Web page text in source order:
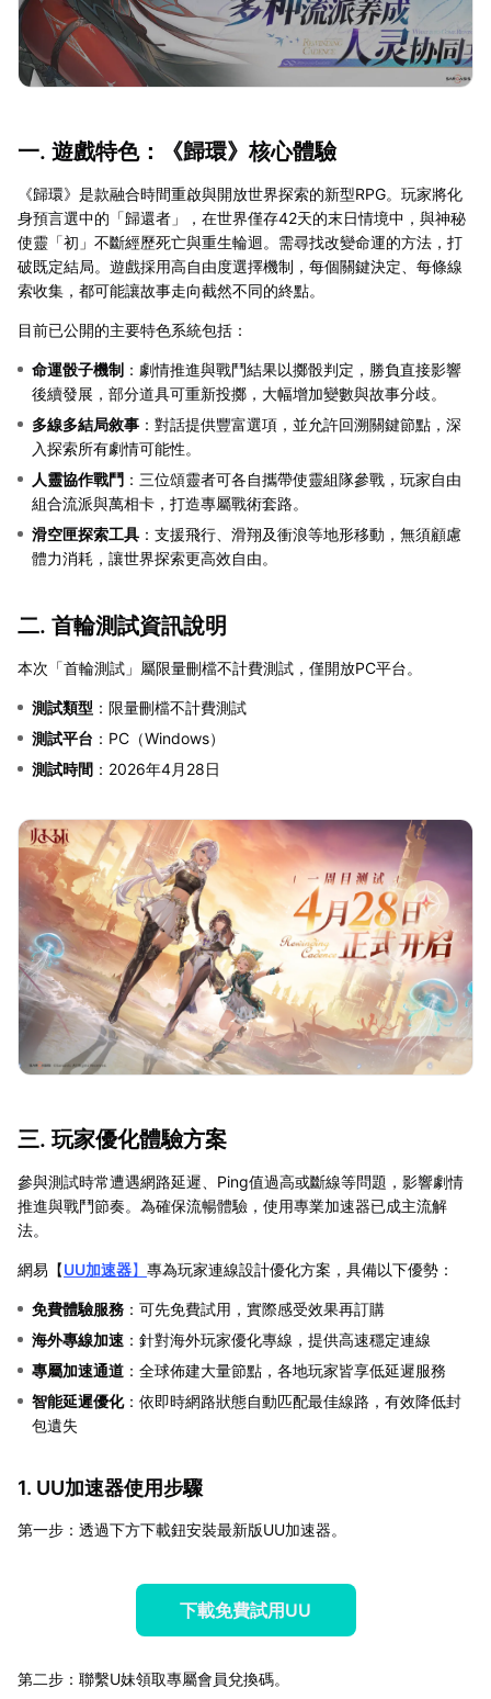
一. 遊戲特色：《歸環》核心體驗
《歸環》是款融合時間重啟與開放世界探索的新型RPG。玩家將化
身預言選中的「歸還者」，在世界僅存42天的末日情境中，與神秘
使靈「初」不斷經歷死亡與重生輪迴。需尋找改變命運的方法，打
破既定結局。遊戲採用高自由度選擇機制，每個關鍵決定、每條線
索收集，都可能讓故事走向截然不同的終點。
目前已公開的主要特色系統包括：
命運骰子機制 ：劇情推進與戰鬥結果以擲骰判定，勝負直接影響
後續發展，部分道具可重新投擲，大幅增加變數與故事分歧。
多線多結局敘事 ：對話提供豐富選項，並允許回溯關鍵節點，深
入探索所有劇情可能性。
人靈協作戰鬥 ：三位頌靈者可各自攜帶使靈組隊參戰，玩家自由
組合流派與萬相卡，打造專屬戰術套路。
滑空匣探索工具 ：支援飛行、滑翔及衝浪等地形移動，無須顧慮
體力消耗，讓世界探索更高效自由。
二. 首輪測試資訊說明
本次「首輪測試」屬限量刪檔不計費測試，僅開放PC平台。
測試類型 ：限量刪檔不計費測試
測試平台 ：PC（Windows）
測試時間 ：2026年4月28日
三. 玩家優化體驗方案
參與測試時常遭遇網路延遲、Ping值過高或斷線等問題，影響劇情
推進與戰鬥節奏。為確保流暢體驗，使用專業加速器已成主流解
法。
網易【UU加速器】 專為玩家連線設計優化方案，具備以下優勢：
免費體驗服務 ：可先免費試用，實際感受效果再訂購
海外專線加速 ：針對海外玩家優化專線，提供高速穩定連線
專屬加速通道 ：全球佈建大量節點，各地玩家皆享低延遲服務
智能延遲優化：依即時網路狀態自動匹配最佳線路，有效降低封
包遺失
1. UU加速器使用步驟
第一步：透過下方下載鈕安裝最新版UU加速器。
下載免費試用UU
第二步：聯繫U妹領取專屬會員兌換碼。